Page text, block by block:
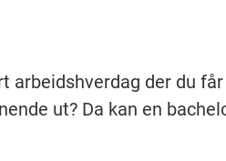
arbeidshverdag der du
ut? Da kan en